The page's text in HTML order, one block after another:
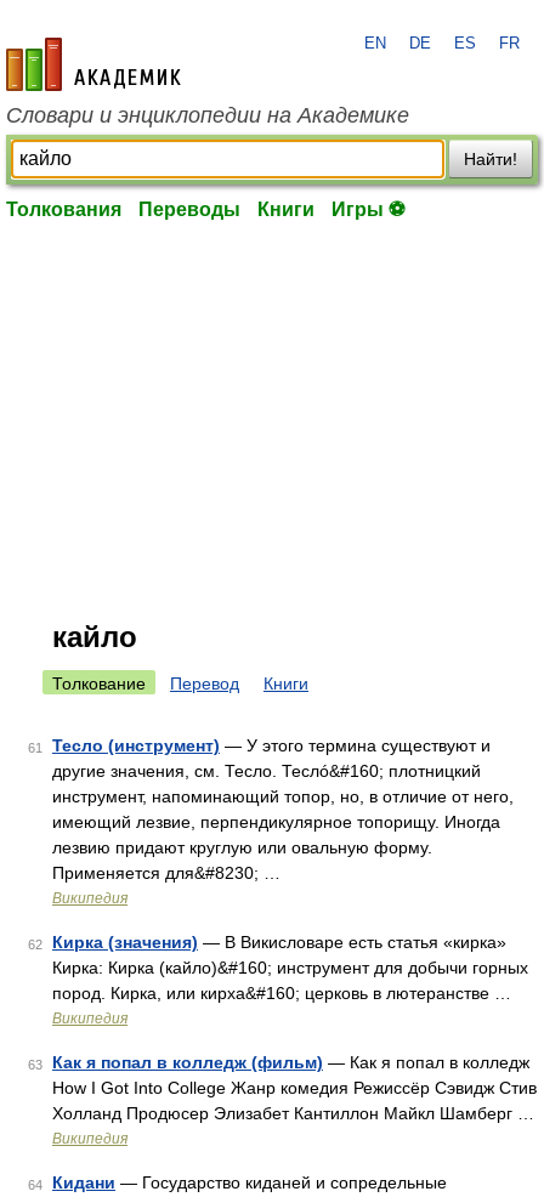
academic.ru
EN DE ES FR
Словари и энциклопедии на Академике
Найти!
Толкования Переводы Книги Игры ⚽
кайло
Толкование Перевод Книги
61 Тесло (инструмент) — У этого термина существуют и
другие значения, см. Тесло. Теслó&#160; плотницкий
инструмент, напоминающий топор, но, в отличие от него,
имеющий лезвие, перпендикулярное топорищу. Иногда
лезвию придают круглую или овальную форму.
Применяется для&#8230; …
Википедия
62 Кирка (значения) — В Викисловаре есть статья «кирка»
Кирка: Кирка (кайло)&#160; инструмент для добычи горных
пород. Кирка, или кирха&#160; церковь в лютеранстве …
Википедия
63 Как я попал в колледж (фильм) — Как я попал в колледж
How I Got Into College Жанр комедия Режиссёр Сэвидж Стив
Холланд Продюсер Элизабет Кантиллон Майкл Шамберг …
Википедия
64 Кидани — Государство киданей и сопредельные